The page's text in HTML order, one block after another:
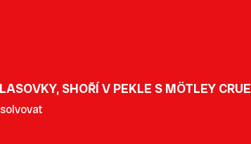
SHOŘÍ V PEKLE S MÖTLEY CRUE